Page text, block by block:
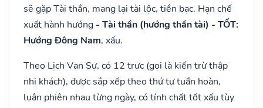
sẽ gặp Tài thần, mang lại tài lộc, tiền bạc. Hạn chế
xuất hành hướng - Tài thần (hướng thần tài) - TỐT:
Hướng Đông Nam, xấu.
Theo Lịch Vạn Sự, có 12 trực (gọi là kiến trừ thập
nhị khách), được sắp xếp theo thứ tự tuần hoàn,
luân phiên nhau từng ngày, có tính chất tốt xấu tùy